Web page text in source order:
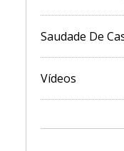
Saudade De
Vídeos